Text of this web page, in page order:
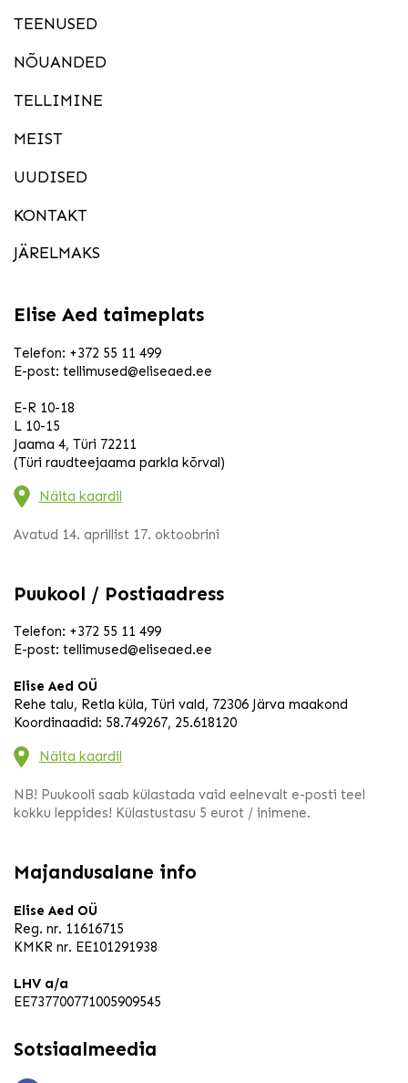
TEENUSED
NÕUANDED
TELLIMINE
MEIST
UUDISED
KONTAKT
JÄRELMAKS
Elise Aed taimeplats
Telefon: +372 55 11 499
E-post: tellimused@eliseaed.ee
E-R 10-18
L 10-15
Jaama 4, Türi 72211
(Türi raudteejaama parkla kõrval)
Näita kaardil
Avatud 14. aprillist 17. oktoobrini
Puukool / Postiaadress
Telefon: +372 55 11 499
E-post: tellimused@eliseaed.ee
Elise Aed OÜ
Rehe talu, Retla küla, Türi vald, 72306 Järva maakond
Koordinaadid: 58.749267, 25.618120
Näita kaardil
NB! Puukooli saab külastada vaid eelnevalt e-posti teel
kokku leppides! Külastustasu 5 eurot / inimene.
Majandusalane info
Elise Aed OÜ
Reg. nr. 11616715
KMKR nr. EE101291938
LHV a/a
EE737700771005909545
Sotsiaalmeedia